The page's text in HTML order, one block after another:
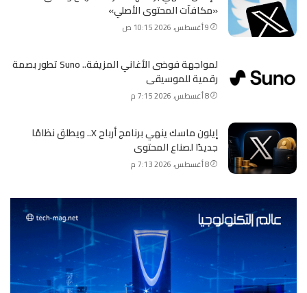
«مكافآت المحتوى الأصلي»
9 أغسطس، 2026 10:15 ص
لمواجهة فوضى الأغاني المزيفة.. Suno تطور بصمة
رقمية للموسيقى
8 أغسطس، 2026 7:15 م
إيلون ماسك ينهي برنامج أرباح X.. ويطلق نظامًا
جديدًا لصناع المحتوى
8 أغسطس، 2026 7:13 م